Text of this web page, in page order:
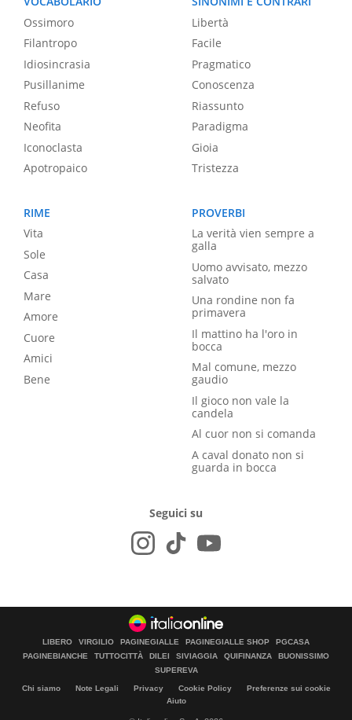
Ossimoro
Filantropo
Idiosincrasia
Pusillanime
Refuso
Neofita
Iconoclasta
Apotropaico
Libertà
Facile
Pragmatico
Conoscenza
Riassunto
Paradigma
Gioia
Tristezza
RIME
Vita
Sole
Casa
Mare
Amore
Cuore
Amici
Bene
PROVERBI
La verità vien sempre a
galla
Uomo avvisato, mezzo
salvato
Una rondine non fa
primavera
Il mattino ha l'oro in
bocca
Mal comune, mezzo
gaudio
Il gioco non vale la
candela
Al cuor non si comanda
A caval donato non si
guarda in bocca
Seguici su
LIBERO VIRGILIO PAGINEGIALLE PAGINEGIALLE SHOP
PGCASA
PAGINEBIANCHE
TUTTOCITTÀ DILEI SIVIAGGIA QUIFINANZA
BUONISSIMO
SUPEREVA
Chi siamo Note Legali Privacy Cookie Policy
Preferenze sui cookie
Aiuto